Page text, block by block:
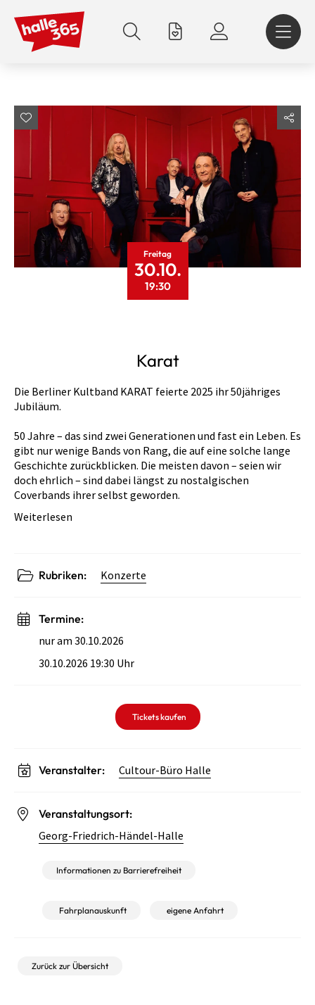
zum
Inhalt
Freitag
30.10.
19:30
Karat
Die Berliner Kultband KARAT feierte 2025 ihr 50jähriges
Jubiläum.
50 Jahre – das sind zwei Generationen und fast ein Leben. Es
gibt nur wenige Bands von Rang, die auf eine solche lange
Geschichte zurückblicken. Die meisten davon – seien wir
doch ehrlich – sind dabei längst zu nostalgischen
Coverbands ihrer selbst geworden.
Weiterlesen
Rubriken: Konzerte
Termine:
nur am 30.10.2026
30.10.2026 19:30 Uhr
Tickets kaufen
Veranstalter: Cultour-Büro Halle
Veranstaltungsort:
Georg-Friedrich-Händel-Halle
Informationen zu Barrierefreiheit
Fahrplanauskunft eigene Anfahrt
Zurück zur Übersicht